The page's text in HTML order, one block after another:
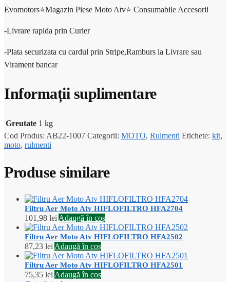
Evomotors⭐️Magazin Piese Moto Atv⭐️ Consumabile Accesorii
-Livrare rapida prin Curier
-Plata securizata cu cardul prin Stripe,Ramburs la Livrare sau
Virament bancar
Informații suplimentare
Greutate 1 kg
Cod Produs: AB22-1007 Categorii: MOTO, Rulmenti Etichete: kit,
moto, rulmenti
Produse similare
Filtru Aer Moto Atv HIFLOFILTRO HFA2704
101,98 lei Adaugă în coș
Filtru Aer Moto Atv HIFLOFILTRO HFA2502
87,23 lei Adaugă în coș
Filtru Aer Moto Atv HIFLOFILTRO HFA2501
75,35 lei Adaugă în coș